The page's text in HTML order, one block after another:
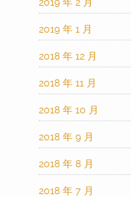
2019 年 1 月
2018 年 12 月
2018 年 11 月
2018 年 10 月
2018 年 9 月
2018 年 8 月
2018 年 7 月